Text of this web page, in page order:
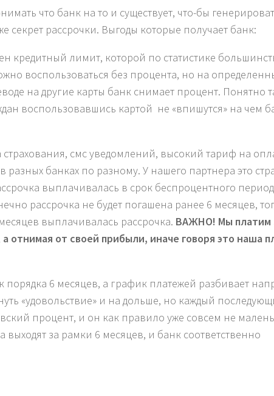
что банк на то и существует, что-бы
секрет рассрочки. Выгоды которые получает банк:
кредитный лимит, которой по статистике
воспользоваться без процента, но на
на другие карты банк снимает процент. Понятно
воспользовавшись картой не «впишутся» на чем
смс уведомлений, высокий тариф на
разных банках по разному. У нашего партнера это
выплачивалась в срок беспроцентного
рассрочка не будет погашена ранее 6 месяцев,
выплачивалась рассрочка. ВАЖНО! Мы платим
отнимая от своей прибыли, иначе говоря это наша
порядка 6 месяцев, а график платежей разбивает
«удовольствие» и на дольше, но каждый
процент, и он как правило уже совсем не
за рамки 6 месяцев, и банк соответственно